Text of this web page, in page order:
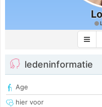
ledeninformatie
Age
hier voor